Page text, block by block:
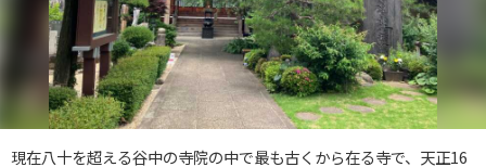
現在八十を超える谷中の寺院の中で最も古くから在る寺で、天正16